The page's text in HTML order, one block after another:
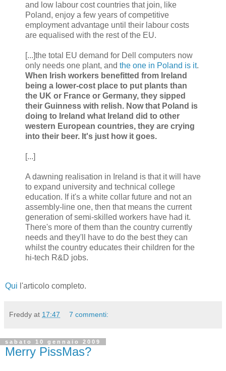
and low labour cost countries that join, like
Poland, enjoy a few years of competitive
employment advantage until their labour costs
are equalised with the rest of the EU.
[...]the total EU demand for Dell computers now
only needs one plant, and the one in Poland is it.
When Irish workers benefitted from Ireland
being a lower-cost place to put plants than
the UK or France or Germany, they sipped
their Guinness with relish. Now that Poland is
doing to Ireland what Ireland did to other
western European countries, they are crying
into their beer. It's just how it goes.
[...]
A dawning realisation in Ireland is that it will have
to expand university and technical college
education. If it's a white collar future and not an
assembly-line one, then that means the current
generation of semi-skilled workers have had it.
There's more of them than the country currently
needs and they'll have to do the best they can
whilst the country educates their children for the
hi-tech R&D jobs.
Qui l'articolo completo.
Freddy at 17:47 7 commenti:
sabato 10 gennaio 2009
Merry PissMas?